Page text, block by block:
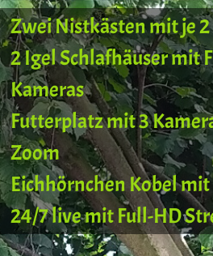
Zwei Nistkästen mit je
2 Igel Schlafhäuser mit
Kameras
Futterplatz mit 3
Zoom
Eichhörnchen Kobel
24/7 live mit Full-HD